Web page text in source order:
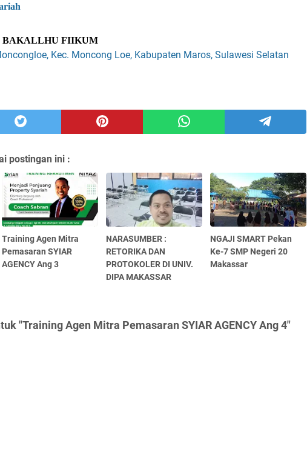
FIIKUM
Kec. Moncong Loe, Kabupaten Maros, Sulawesi Selatan
postingan ini :
Training Agen Mitra
Pemasaran SYIAR
AGENCY Ang 3
NARASUMBER :
RETORIKA DAN
PROTOKOLER DI UNIV.
DIPA MAKASSAR
NGAJI SMART Pekan
Ke-7 SMP Negeri 20
Makassar
"Training Agen Mitra Pemasaran SYIAR AGENCY Ang 4"